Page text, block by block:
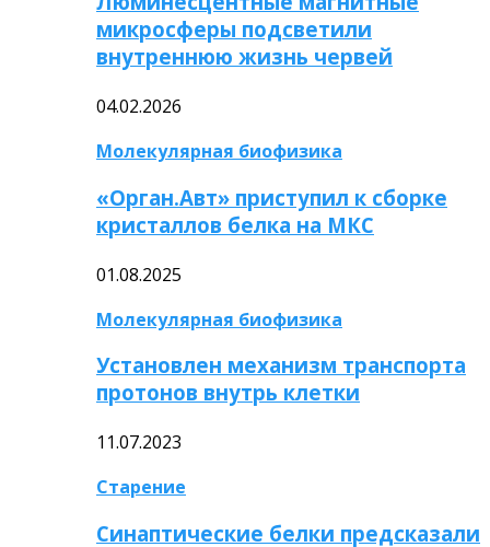
микросферы подсветили
внутреннюю жизнь червей
04.02.2026
Молекулярная биофизика
«Орган.Авт» приступил к сборке
кристаллов белка на МКС
01.08.2025
Молекулярная биофизика
Установлен механизм транспорта
протонов внутрь клетки
11.07.2023
Старение
Синаптические белки предсказали